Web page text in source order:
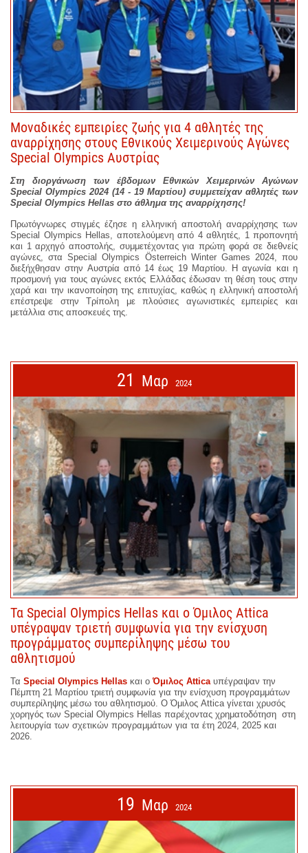
Μοναδικές εμπειρίες ζωής για 4 αθλητές της
αναρρίχησης στους Εθνικούς Χειμερινούς Αγώνες
Special Olympics Αυστρίας
Στη διοργάνωση των έβδομων Εθνικών Χειμερινών Αγώνων
Special Olympics 2024 (14 - 19 Μαρτίου) συμμετείχαν αθλητές των
Special Olympics Hellas στο άθλημα της αναρρίχησης!
Πρωτόγνωρες στιγμές έζησε η ελληνική αποστολή αναρρίχησης των
Special Olympics Hellas, αποτελούμενη από 4 αθλητές, 1 προπονητή
και 1 αρχηγό αποστολής, συμμετέχοντας για πρώτη φορά σε διεθνείς
αγώνες, στα Special Olympics Österreich Winter Games 2024, που
διεξήχθησαν στην Αυστρία από 14 έως 19 Μαρτίου. Η αγωνία και η
προσμονή για τους αγώνες εκτός Ελλάδας έδωσαν τη θέση τους στην
χαρά και την ικανοποίηση της επιτυχίας, καθώς η ελληνική αποστολή
επέστρεψε στην Τρίπολη με πλούσιες αγωνιστικές εμπειρίες και
μετάλλια στις αποσκευές της.
21 Μαρ 2024
Τα Special Olympics Hellas και ο Όμιλος Attica
υπέγραψαν τριετή συμφωνία για την ενίσχυση
προγράμματος συμπερίληψης μέσω του
αθλητισμού
Τα Special Olympics Hellas και οΌμιλος Atticaυπέγραψαν την
Πέμπτη 21 Μαρτίου τριετή συμφωνία για την ενίσχυση προγραμμάτων
συμπερίληψης μέσω του αθλητισμού. Ο Όμιλος Attica γίνεται χρυσός
χορηγός των Special Olympics Hellas παρέχοντας χρηματοδότηση στη
λειτουργία των σχετικών προγραμμάτων για τα έτη 2024, 2025 και
2026.
19 Μαρ 2024